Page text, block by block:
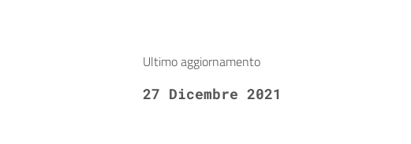
Ultimo aggiornamento
27 Dicembre 2021